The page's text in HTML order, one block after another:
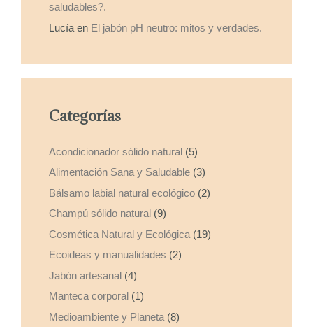
saludables?.
Lucía en El jabón pH neutro: mitos y verdades.
Categorías
Acondicionador sólido natural (5)
Alimentación Sana y Saludable (3)
Bálsamo labial natural ecológico (2)
Champú sólido natural (9)
Cosmética Natural y Ecológica (19)
Ecoideas y manualidades (2)
Jabón artesanal (4)
Manteca corporal (1)
Medioambiente y Planeta (8)